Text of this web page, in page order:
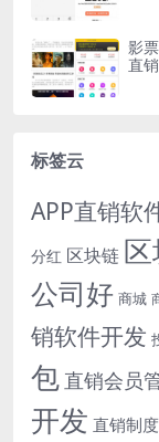
影
直
标签云
APP直销软
分红 区块链
公司好 商城
销软件开发
包 直销会员
开发 直销制度